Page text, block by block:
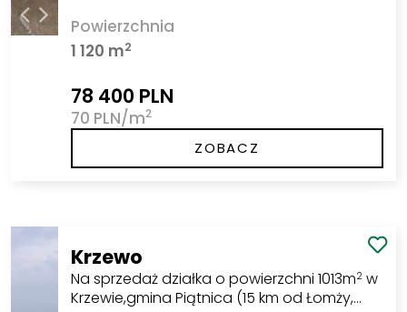
Powierzchnia
1 120 m2
78 400 PLN
70 PLN/m2
ZOBACZ
Krzewo
Na sprzedaż działka o powierzchni 1013m2 w
Krzewie,gmina Piątnica (15 km od Łomży,…